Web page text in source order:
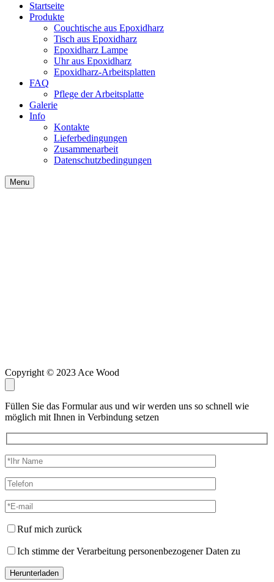
Startseite
Produkte
Couchtische aus Epoxidharz
Tisch aus Epoxidharz
Epoxidharz Lampe
Uhr aus Epoxidharz
Epoxidharz-Arbeitsplatten
FAQ
Pflege der Arbeitsplatte
Galerie
Info
Kontakte
Lieferbedingungen
Zusammenarbeit
Datenschutzbedingungen
Menu
Copyright © 2023 Ace Wood
Füllen Sie das Formular aus und wir werden uns so schnell wie
möglich mit Ihnen in Verbindung setzen
Ruf mich zurück
Ich stimme der Verarbeitung personenbezogener Daten zu